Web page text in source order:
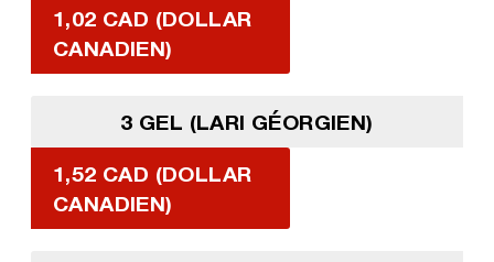
1,02 CAD (DOLLAR
CANADIEN)
3 GEL (LARI GÉORGIEN)
1,52 CAD (DOLLAR
CANADIEN)